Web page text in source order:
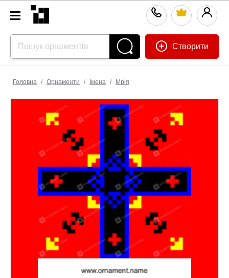
Створити
Головна / Орнаменти / Імена / Мрія